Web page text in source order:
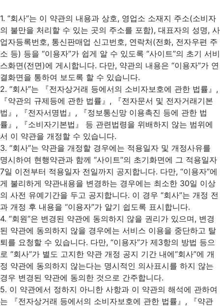
1. “회사”는 이 약관의 내용과 상호, 영업소 소재지 주소(소비자
의 불만을 처리할 수 있는 곳의 주소를 포함), 대표자의 성명, 사
업자등록번호, 통신판매업 신고번호, 연락처(전화, 전자우편 주
소 등) 등을 “이용자”가 쉽게 알 수 있도록 “사이트”의 초기 서비
스화면(전면)에 게시합니다. 다만, 약관의 내용은 “이용자”가 연
결화면을 통하여 보도록 할 수 있습니다.
2. “회사”는 『전자상거래 등에서의 소비자보호에 관한 법률』,
『약관의 규제등에 관한 법률』, 『전자문서 및 전자거래기본
법』, 『전자서명법』, 『정보통신망 이용촉진 등에 관한 법
률』, 『소비자기본법』 등 관련법령을 위배하지 않는 범위에
서 이 약관을 개정할 수 있습니다.
3. “회사”는 약관을 개정할 경우에는 적용일자 및 개정사유를
명시하여 현행약관과 함께 “사이트”의 초기화면에 그 적용일자
7일 이전부터 적용일자 전일까지 공지합니다. 다만, “이용자”에
게 불리하게 약관내용을 변경하는 경우에는 최소한 30일 이상
의 사전 유예기간을 두고 공지합니다. 이 경우 “회사”는 개정 전
과 개정 후 내용을 “이용자”가 알기 쉽도록 표시합니다.
4. “회원”은 변경된 약관에 동의하지 않을 권리가 있으며, 변경
된 약관에 동의하지 않을 경우에는 서비스 이용을 중단하고 탈
퇴를 요청할 수 있습니다. 다만, “이용자”가 제3항의 방법 등으
로 “회사”가 별도 고지한 약관 개정 공지 기간 내에“회사”에 개
정 약관에 동의하지 않는다는 명시적인 의사표시를 하지 않는
경우 변경된 약관에 동의한 것으로 간주합니다.
5. 이 약관에서 정하지 아니한 사항과 이 약관의 해석에 관하여
는 『전자상거래 등에서의 소비자보호에 관한 법률』, 『약관